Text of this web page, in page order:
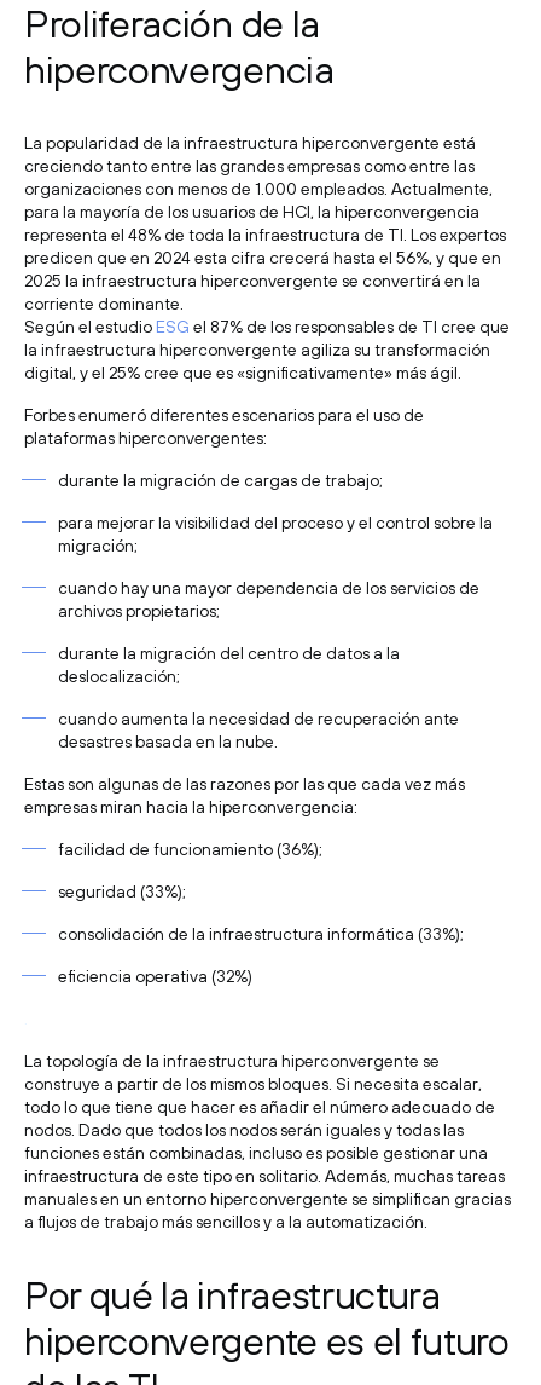
Proliferación de la
hiperconvergencia
La popularidad de la infraestructura hiperconvergente está
creciendo tanto entre las grandes empresas como entre las
organizaciones con menos de 1.000 empleados. Actualmente,
para la mayoría de los usuarios de HCI, la hiperconvergencia
representa el 48% de toda la infraestructura de TI. Los expertos
predicen que en 2024 esta cifra crecerá hasta el 56%, y que en
2025 la infraestructura hiperconvergente se convertirá en la
corriente dominante.
Según el estudio ESG el 87% de los responsables de TI cree que
la infraestructura hiperconvergente agiliza su transformación
digital, y el 25% cree que es «significativamente» más ágil.
Forbes enumeró diferentes escenarios para el uso de
plataformas hiperconvergentes:
durante la migración de cargas de trabajo;
para mejorar la visibilidad del proceso y el control sobre la
migración;
cuando hay una mayor dependencia de los servicios de
archivos propietarios;
durante la migración del centro de datos a la
deslocalización;
cuando aumenta la necesidad de recuperación ante
desastres basada en la nube.
Estas son algunas de las razones por las que cada vez más
empresas miran hacia la hiperconvergencia:
facilidad de funcionamiento (36%);
seguridad (33%);
consolidación de la infraestructura informática (33%);
eficiencia operativa (32%)
La topología de la infraestructura hiperconvergente se
construye a partir de los mismos bloques. Si necesita escalar,
todo lo que tiene que hacer es añadir el número adecuado de
nodos. Dado que todos los nodos serán iguales y todas las
funciones están combinadas, incluso es posible gestionar una
infraestructura de este tipo en solitario. Además, muchas tareas
manuales en un entorno hiperconvergente se simplifican gracias
a flujos de trabajo más sencillos y a la automatización.
Por qué la infraestructura
hiperconvergente es el futuro